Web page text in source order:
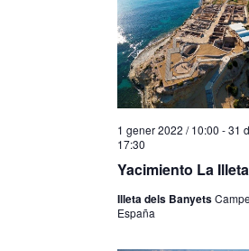
Yacimiento La
1 gener 2022 / 10:00 -31
17:30
Illeta dels Banyets
España